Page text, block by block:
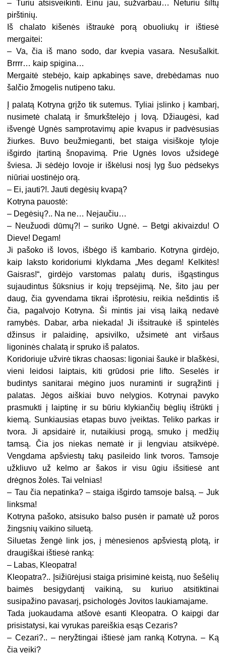
– Turiu atsisveikinti. Einu jau, sužvarbau… Neturiu šiltų
pirštinių.
Iš chalato kišenės ištraukė porą obuoliukų ir ištiesė
mergaitei:
– Va, čia iš mano sodo, dar kvepia vasara. Nesušalkit.
Brrrr… kaip spigina…
Mergaitė stebėjo, kaip apkabinęs save, drebėdamas nuo
šalčio žmogelis nutipeno taku.
Į palatą Kotryna grįžo tik sutemus. Tyliai įslinko į kambarį,
nusimetė chalatą ir šmurkštelėjo į lovą. Džiaugėsi, kad
išvengė Ugnės samprotavimų apie kvapus ir padvėsusias
žiurkes. Buvo beužmieganti, bet staiga visiškoje tyloje
išgirdo įtartiną šnopavimą. Prie Ugnės lovos užsidegė
šviesa. Ji sėdėjo lovoje ir iškėlusi nosį lyg šuo pėdsekys
niūriai uostinėjo orą.
– Ei, jauti?!. Jauti degėsių kvapą?
Kotryna pauostė:
– Degėsių?.. Na ne… Nejaučiu…
– Neužuodi dūmų?! – suriko Ugnė. – Betgi akivaizdu! O
Dieve! Degam!
Ji pašoko iš lovos, išbėgo iš kambario. Kotryna girdėjo,
kaip laksto koridoriumi klykdama „Mes degam! Kelkitės!
Gaisras!“, girdėjo varstomas palatų duris, išgąstingus
sujaudintus šūksnius ir kojų trepsėjimą. Ne, šito jau per
daug, čia gyvendama tikrai išprotėsiu, reikia nešdintis iš
čia, pagalvojo Kotryna. Ši mintis jai visą laiką nedavė
ramybės. Dabar, arba niekada! Ji išsitraukė iš spintelės
džinsus ir palaidinę, apsivilko, užsimetė ant viršaus
ligoninės chalatą ir spruko iš palatos.
Koridoriuje užvirė tikras chaosas: ligoniai šaukė ir blaškėsi,
vieni leidosi laiptais, kiti grūdosi prie lifto. Seselės ir
budintys sanitarai mėgino juos nuraminti ir sugrąžinti į
palatas. Jėgos aiškiai buvo nelygios. Kotrynai pavyko
prasmukti į laiptinę ir su būriu klykiančių bėglių ištrūkti į
kiemą. Sunkiausias etapas buvo įveiktas. Teliko parkas ir
tvora. Ji apsidairė ir, nutaikiusi progą, smuko į medžių
tamsą. Čia jos niekas nematė ir ji lengviau atsikvėpė.
Vengdama apšviestų takų pasileido link tvoros. Tamsoje
užkliuvo už kelmo ar šakos ir visu ūgiu išsitiesė ant
drėgnos žolės. Tai velnias!
– Tau čia nepatinka? – staiga išgirdo tamsoje balsą. – Juk
linksma!
Kotryna pašoko, atsisuko balso pusėn ir pamatė už poros
žingsnių vaikino siluetą.
Siluetas žengė link jos, į mėnesienos apšviestą plotą, ir
draugiškai ištiesė ranką:
– Labas, Kleopatra!
Kleopatra?.. Įsižiūrėjusi staiga prisiminė keistą, nuo šešėlių
baimės besigydantį vaikiną, su kuriuo atsitiktinai
susipažino pavasarį, psichologės Jovitos laukiamajame.
Tada juokaudama atšovė esanti Kleopatra. O kaipgi dar
prisistatysi, kai vyrukas pareiškia esąs Cezaris?
– Cezari?.. – neryžtingai ištiesė jam ranką Kotryna. – Ką
čia veiki?